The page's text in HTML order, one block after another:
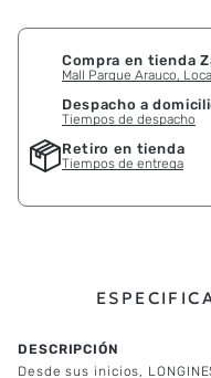
Compra en tienda
Mall Parque Arauco,
Despacho a
Tiempos de despacho
Retiro en tienda
Tiempos de entrega
Desde sus inicios,